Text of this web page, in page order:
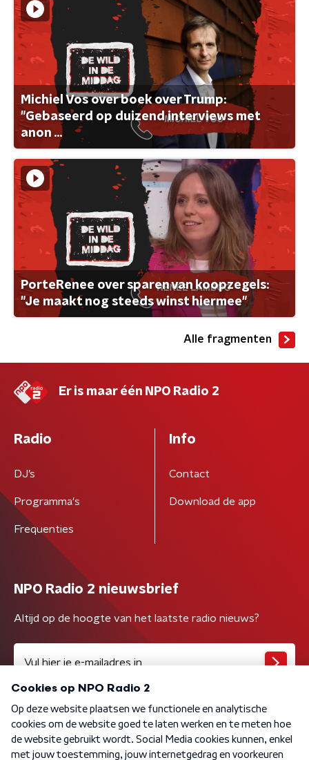
Michiel Vos over boek over Trump:
"Gebaseerd op duizend interviews met
anon ...
PorteRenee over sparen van koopzegels:
"Je maakt nog steeds winst hiermee"
Alle fragmenten
Er is maar één NPO Radio 2
Radio
DJ’s
Programma's
Frequenties
Info
Contact
Download de app
NPO Radio 2 nieuwsbrief
Altijd op de hoogte van het laatste radio nieuws?
Algemene voorwaarden